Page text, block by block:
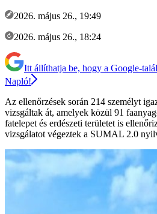
2026. május 26., 19:49
2026. május 26., 18:24
Itt állíthatja be, hogy a Google-
Napló!
Az ellenőrzések során 214 személyt
vizsgáltak át, amelyek közül 91
fatelepet és erdészeti területet is
vizsgálatot végeztek a SUMAL 2.0